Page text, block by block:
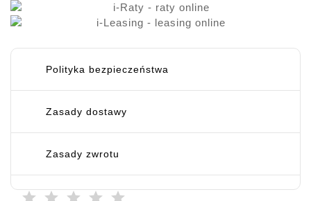
Polityka bezpieczeństwa
Zasady dostawy
Zasady zwrotu